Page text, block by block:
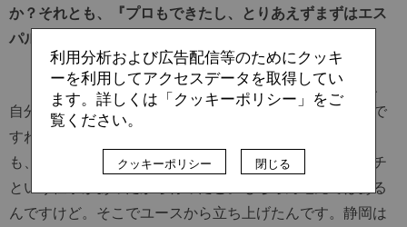
か？それとも、『プロもできたし、とりあえずまずはエス
パルスに入ってみようかな』という感じでしたか？
「『サッカーで食っていくんだ』とは思いましたけど、
自分の中ではそんなに一大決心というわけでもなかったで
すね。割と軽い感じでした。清水エスパルスに行ったの
も、自分の地元だからではなくて、そこにサッカーコーチ
という仕事があったから行ったと。もちろん地元ではある
んですけど。そこでユースから立ち上げたんです。静岡は
利用分析および広告配信等のためにクッキ
ーを利用してアクセスデータを取得してい
ます。詳しくは「クッキーポリシー」をご
覧ください。
クッキーポリシー 閉じる